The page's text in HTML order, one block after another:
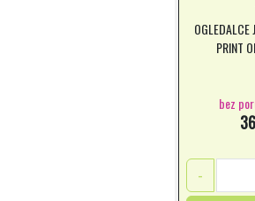
OGLEDALCE
PRINT
bez
-